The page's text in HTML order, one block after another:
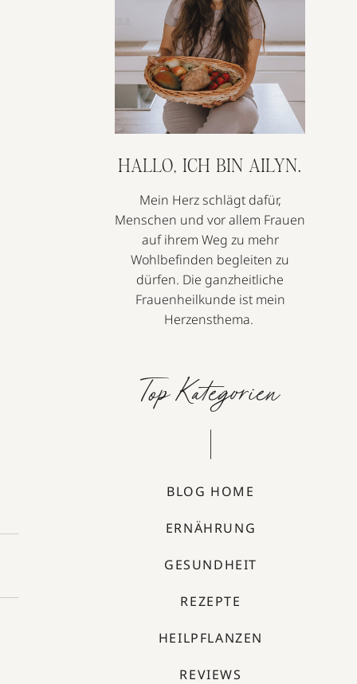
HALLO, ICH BIN AILYN.
Mein Herz schlägt dafür,
Menschen und vor allem Frauen
auf ihrem Weg zu mehr
Wohlbefinden begleiten zu
dürfen. Die ganzheitliche
Frauenheilkunde ist mein
Herzensthema.
Top Kategorien
BLOG HOME
ERNÄHRUNG
GESUNDHEIT
REZEPTE
HEILPFLANZEN
REVIEWS